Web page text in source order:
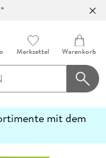
Merkzettel Warenkorb
mit dem